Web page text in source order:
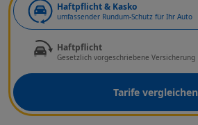
Haftpflicht & Kasko
umfassender Rundum-Schutz für Ihr Auto
Haftpflicht
Gesetzlich vorgeschriebene Versicherung
Tarife vergleichen